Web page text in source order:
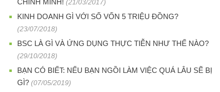
(21/03/2017)
KINH DOANH GÌ VỚI SỐ VỐN 5 TRIỆU ĐỒNG?
(23/07/2018)
BSC LÀ GÌ VÀ ỨNG DỤNG THỰC TIỄN NHƯ THẾ NÀO?
(29/10/2018)
BẠN CÓ BIẾT: NẾU BẠN NGỒI LÀM VIỆC QUÁ LÂU SẼ BỊ
GÌ? (07/05/2019)